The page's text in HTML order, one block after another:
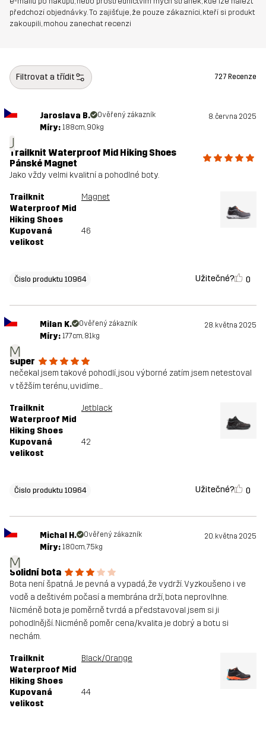
Určeno pro TURISTIKA VŠECHNO
předchozí objednávky. To zajišťuje, že pouze zákazníci, kteří si produkt
zakoupili, mohou zanechat recenzi
Filtrovat a třídit 727 Recenze
J
Jaroslava B. Ověřený zákazník 8. června 2025
Míry: 188cm, 90kg
Trailknit Waterproof Mid Hiking Shoes
Pánské Magnet
Jako vždy velmi kvalitní a pohodlné boty.
Trailknit
Waterproof Mid
Hiking Shoes
Magnet
Kupovaná
velikost
46
Čislo produktu 10964 Užitečné? 0
M
Milan K. Ověřený zákazník 28. května 2025
Míry: 177cm, 81kg
super
nečekal jsem takové pohodlí, jsou výborné zatím jsem netestoval
v těžším terénu, uvidíme...
Trailknit
Waterproof Mid
Hiking Shoes
Jetblack
Kupovaná
velikost
42
Čislo produktu 10964 Užitečné? 0
M
Michal H. Ověřený zákazník 20. května 2025
Míry: 180cm, 75kg
Solidní bota
Bota není špatná. Je pevná a vypadá, že vydrží. Vyzkoušeno i ve
vodě a deštivém počasí a membrána drží, bota neprovlhne.
Nicméně bota je poměrně tvrdá a představoval jsem si ji
pohodlnější. Nicméně poměr cena/kvalita je dobrý a botu si
nechám.
Trailknit
Waterproof Mid
Hiking Shoes
Black/Orange
Kupovaná
velikost
44